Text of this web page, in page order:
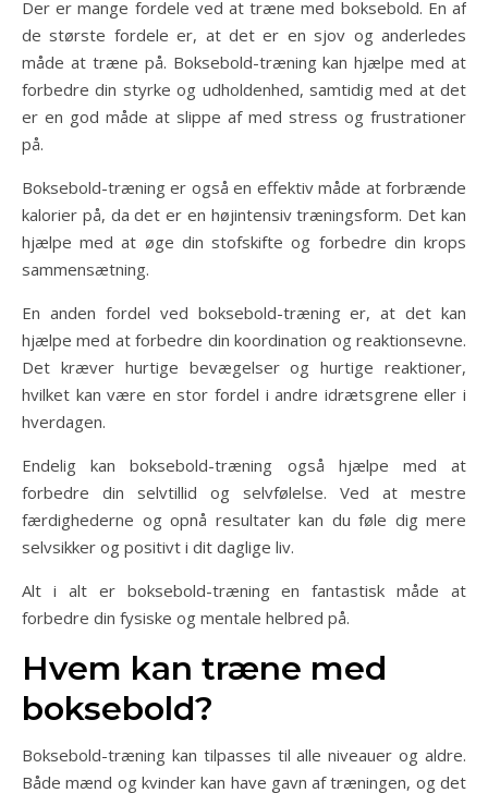
Der er mange fordele ved at træne med boksebold. En af
de største fordele er, at det er en sjov og anderledes
måde at træne på. Boksebold-træning kan hjælpe med at
forbedre din styrke og udholdenhed, samtidig med at det
er en god måde at slippe af med stress og frustrationer
på.
Boksebold-træning er også en effektiv måde at forbrænde
kalorier på, da det er en højintensiv træningsform. Det kan
hjælpe med at øge din stofskifte og forbedre din krops
sammensætning.
En anden fordel ved boksebold-træning er, at det kan
hjælpe med at forbedre din koordination og reaktionsevne.
Det kræver hurtige bevægelser og hurtige reaktioner,
hvilket kan være en stor fordel i andre idrætsgrene eller i
hverdagen.
Endelig kan boksebold-træning også hjælpe med at
forbedre din selvtillid og selvfølelse. Ved at mestre
færdighederne og opnå resultater kan du føle dig mere
selvsikker og positivt i dit daglige liv.
Alt i alt er boksebold-træning en fantastisk måde at
forbedre din fysiske og mentale helbred på.
Hvem kan træne med
boksebold?
Boksebold-træning kan tilpasses til alle niveauer og aldre.
Både mænd og kvinder kan have gavn af træningen, og det